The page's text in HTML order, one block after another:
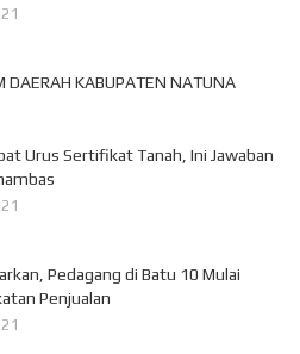
DAERAH KABUPATEN NATUNA
Urus Sertifikat Tanah, Ini Jawaban
Pedagang di Batu 10 Mulai
Penjualan